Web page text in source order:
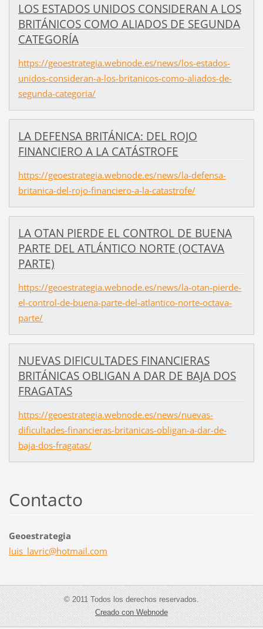
LOS ESTADOS UNIDOS CONSIDERAN A LOS
BRITÁNICOS COMO ALIADOS DE SEGUNDA
CATEGORÍA
https://geoestrategia.webnode.es/news/los-estados-
unidos-consideran-a-los-britanicos-como-aliados-de-
segunda-categoria/
LA DEFENSA BRITÁNICA: DEL ROJO
FINANCIERO A LA CATÁSTROFE
https://geoestrategia.webnode.es/news/la-defensa-
britanica-del-rojo-financiero-a-la-catastrofe/
LA OTAN PIERDE EL CONTROL DE BUENA
PARTE DEL ATLÁNTICO NORTE (OCTAVA
PARTE)
https://geoestrategia.webnode.es/news/la-otan-pierde-
el-control-de-buena-parte-del-atlantico-norte-octava-
parte/
NUEVAS DIFICULTADES FINANCIERAS
BRITÁNICAS OBLIGAN A DAR DE BAJA DOS
FRAGATAS
https://geoestrategia.webnode.es/news/nuevas-
dificultades-financieras-britanicas-obligan-a-dar-de-
baja-dos-fragatas/
Contacto
Geoestrategia
luis_lavric@hotmail.com
© 2011 Todos los derechos reservados.
Creado con Webnode